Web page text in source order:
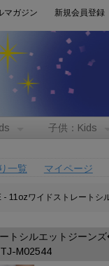
マガジン 新規会員登録
子供：Kids
一覧
マイページ
- 11ozワイドストレート
トシルエットジーン
M02544